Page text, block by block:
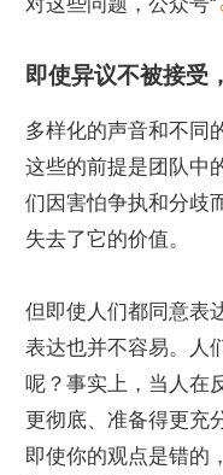
即使异议不被接受
多样化的声音和不同
这些的前提是团队中
们因害怕争执和分歧
失去了它的价值。
但即使人们都同意表
表达也并不容易。人
呢？事实上，当人在
更彻底、准备得更充
即使你的观点是错的